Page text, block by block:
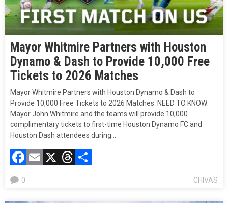
Mayor Whitmire Partners with Houston
Dynamo & Dash to Provide 10,000 Free
Tickets to 2026 Matches
Mayor Whitmire Partners with Houston Dynamo & Dash to
Provide 10,000 Free Tickets to 2026 Matches NEED TO KNOW:
Mayor John Whitmire and the teams will provide 10,000
complimentary tickets to first-time Houston Dynamo FC and
Houston Dash attendees during…
Facebook
Email
X Threads
CHIVAS
0